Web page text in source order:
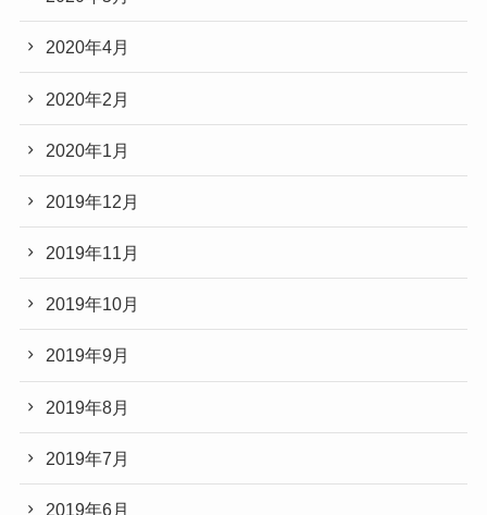
2020年4月
2020年2月
2020年1月
2019年12月
2019年11月
2019年10月
2019年9月
2019年8月
2019年7月
2019年6月